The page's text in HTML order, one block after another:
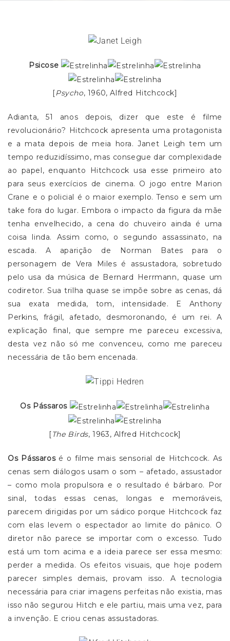
Psicose
[Psycho, 1960, Alfred Hitchcock]
Adianta, 51 anos depois, dizer que este é filme
revolucionário? Hitchcock apresenta uma protagonista
e a mata depois de meia hora. Janet Leigh tem um
tempo reduzidíssimo, mas consegue dar complexidade
ao papel, enquanto Hitchcock usa esse primeiro ato
para seus exercícios de cinema. O jogo entre Marion
Crane e o policial é o maior exemplo. Tenso e sem um
take fora do lugar. Embora o impacto da figura da mãe
tenha envelhecido, a cena do chuveiro ainda é uma
coisa linda. Assim como, o segundo assassinato, na
escada. A aparição de Norman Bates para o
personagem de Vera Miles é assustadora, sobretudo
pelo usa da música de Bernard Herrmann, quase um
codiretor. Sua trilha quase se impõe sobre as cenas, dá
sua exata medida, tom, intensidade. E Anthony
Perkins, frágil, afetado, desmoronando, é um rei. A
explicação final, que sempre me pareceu excessiva,
desta vez não só me convenceu, como me pareceu
necessária de tão bem encenada.
Os Pássaros
[The Birds, 1963, Alfred Hitchcock]
Os Pássarosé o filme mais sensorial de Hitchcock. As
cenas sem diálogos usam o som – afetado, assustador
– como mola propulsora e o resultado é bárbaro. Por
sinal, todas essas cenas, longas e memoráveis,
parecem dirigidas por um sádico porque Hitchcock faz
com elas levem o espectador ao limite do pânico. O
diretor não parece se importar com o excesso. Tudo
está um tom acima e a ideia parece ser essa mesmo:
perder a medida. Os efeitos visuais, que hoje podem
parecer simples demais, provam isso. A tecnologia
necessária para criar imagens perfeitas não existia, mas
isso não segurou Hitch e ele partiu, mais uma vez, para
a invenção. E criou cenas assustadoras.